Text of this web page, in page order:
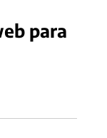
para